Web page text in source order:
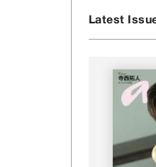
Latest